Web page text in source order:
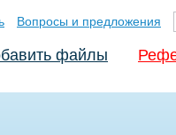
Вопросы и предложения
файлы